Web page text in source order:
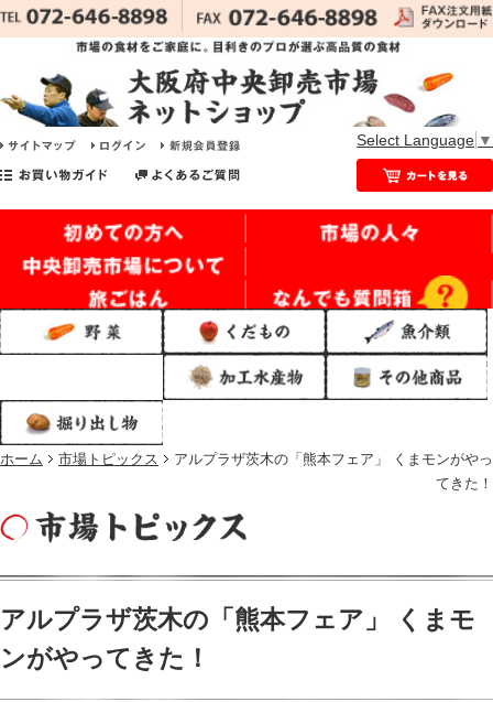
Select Language ▼
ホーム 市場トピックス
アルプラザ茨木の「熊本フェア」 くまモンがやっ
てきた！
アルプラザ茨木の「熊本フェア」 くまモ
ンがやってきた！